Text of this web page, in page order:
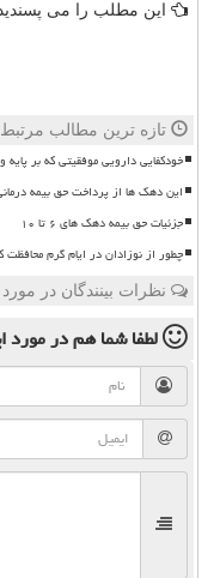
این مطلب را می
تازه ترین مطالب مرتبط
خودکفایی دارویی موفقیتی که بر
این دهک ها از پرداخت حق بیمه
جزئیات حق بیمه دهک های ۶ تا ۱۰
چطور از نوزادان در ایام گرم محافظت
نظرات بینندگان در
لطفا شما همدر مورد